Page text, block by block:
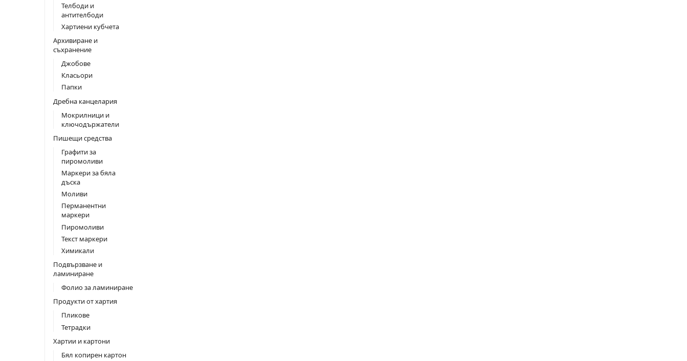
Телбоди и
антителбоди
Хартиени кубчета
Архивиране и
съхранение
Джобове
Класьори
Папки
Дребна канцелария
Мокрилници и
ключодържатели
Пишещи средства
Графити за
пиромоливи
Маркери за бяла
дъска
Моливи
Перманентни
маркери
Пиромоливи
Текст маркери
Химикали
Подвързване и
ламиниране
Фолио за ламиниране
Продукти от хартия
Пликове
Тетрадки
Хартии и картони
Бял копирен картон